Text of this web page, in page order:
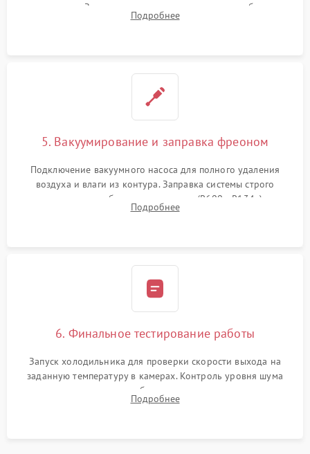
осушителя. Замена изношенных вентиляторов обдува,
сломанных заслонок или поврежденных дверных петель.
Подробнее
5. Вакуумирование и заправка фреоном
Подключение вакуумного насоса для полного удаления
воздуха и влаги из контура. Заправка системы строго
дозированным объемом хладагента (R600a, R134a) по
электронным весам. Контроль рабочего давления в системе.
Подробнее
6. Финальное тестирование работы
Запуск холодильника для проверки скорости выхода на
заданную температуру в камерах. Контроль уровня шума
компрессора, отсутствия обмерзания стенок и корректного
срабатывания системы автоматической оттайки.
Подробнее